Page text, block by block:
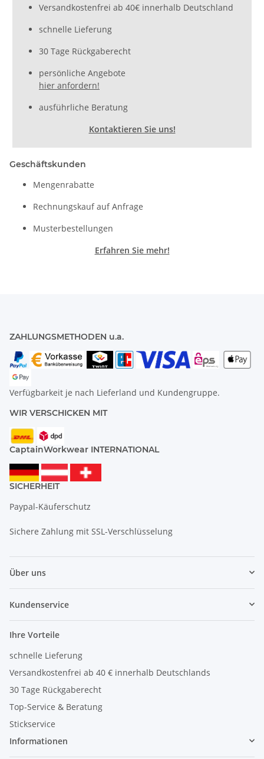
Versandkostenfrei ab 40€ innerhalb Deutschland
schnelle Lieferung
30 Tage Rückgaberecht
persönliche Angebote
hier anfordern!
ausführliche Beratung
Kontaktieren Sie uns!
Geschäftskunden
Mengenrabatte
Rechnungskauf auf Anfrage
Musterbestellungen
Erfahren Sie mehr!
ZAHLUNGSMETHODEN u.a.
Verfügbarkeit je nach Lieferland und Kundengruppe.
WIR VERSCHICKEN MIT
CaptainWorkwear INTERNATIONAL
SICHERHEIT
Paypal-Käuferschutz
Sichere Zahlung mit SSL-Verschlüsselung
Über uns
Kundenservice
Ihre Vorteile
schnelle Lieferung
Versandkostenfrei ab 40 € innerhalb Deutschlands
30 Tage Rückgaberecht
Top-Service & Beratung
Stickservice
Informationen